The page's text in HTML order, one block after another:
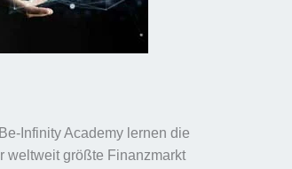
Infinity Academy lernen die
weltweit größte Finanzmarkt